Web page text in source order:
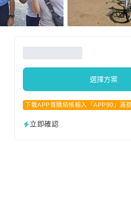
選擇方案
下載APP首購結帳輸入「APP90」滿
立即確認